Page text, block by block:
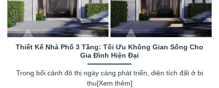
Thiết Kế Nhà Phố 3 Tầng: Tối Ưu Không Gian Sống Cho
Gia Đình Hiện Đại
Trong bối cảnh đô thị ngày càng phát triển, diện tích đất ở bị
thu[Xem thêm]